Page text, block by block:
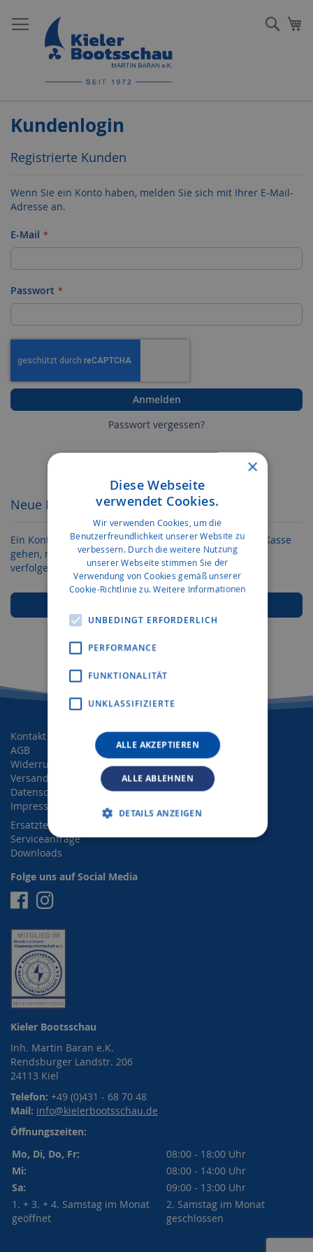
zum
Inhalt
Kundenlogin
Registrierte Kunden
Wenn Sie ein Konto haben, melden Sie sich mit Ihrer E-Mail-
Adresse an.
E-Mail
Passwort
Anmelden
Passwort vergessen?
Neue Kunden
Ein Konto zu erstellen hat viele Vorteile: schneller zur Kasse
gehen, mehr als eine Adresse speichern, Bestellungen
verfolgen und mehr.
Kontakt
AGB
Widerrufsrecht
Versand- und Zahlungsbedingungen
Datenschutz
Impressum
Ersatzteilanfrage
Serviceanfrage
Downloads
Folge uns auf Social Media
Facebook
Instagram
Kieler Bootsschau
Inh. Martin Baran e.K.
Rendsburger Landstr. 206
24113 Kiel
Telefon: +49 (0)431 - 68 70 48
Mail: info@kielerbootsschau.de
Öffnungszeiten:
Mo, Di, Do, Fr:
08:00 - 18:00 Uhr
Mi:
08:00 - 14:00 Uhr
Sa:
09:00 - 13:00 Uhr
1. + 3. + 4. Samstag im Monat
geöffnet
2. Samstag im Monat
geschlossen
×
Diese Webseite
verwendet Cookies.
Wir verwenden Cookies, um die
Benutzerfreundlichkeit unserer Website zu
verbessern. Durch die weitere Nutzung
unserer Webseite stimmen Sie der
Verwendung von Cookies gemäß unserer
Cookie-Richtlinie zu.Weitere Informationen
UNBEDINGT ERFORDERLICH
PERFORMANCE
FUNKTIONALITÄT
UNKLASSIFIZIERTE
ALLE AKZEPTIEREN
ALLE ABLEHNEN
DETAILS ANZEIGEN